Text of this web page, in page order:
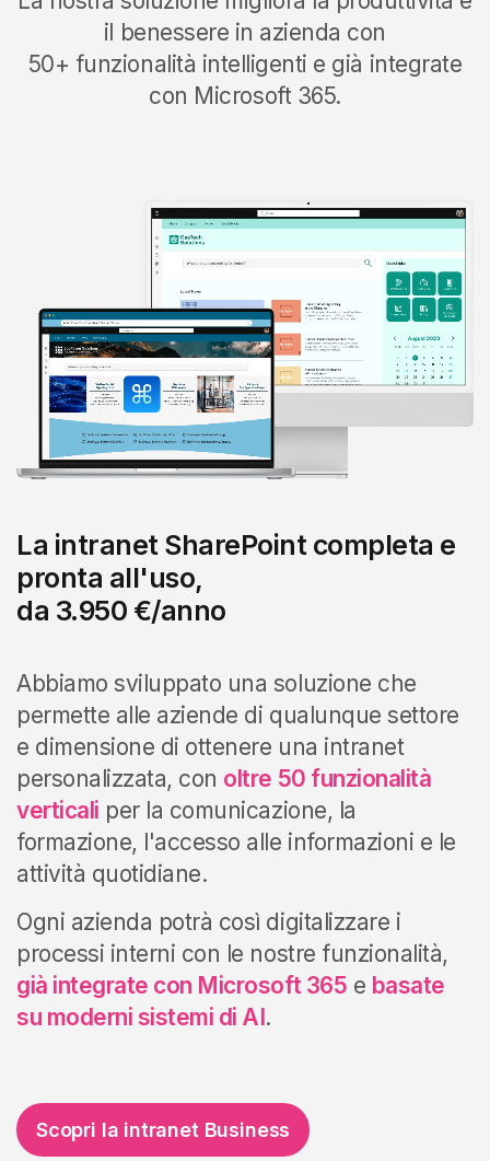
il benessere in azienda con
50+ funzionalità intelligenti e già integrate
con Microsoft 365.
La intranet SharePoint completa e
pronta all'uso,
da 3.950 €/anno
Abbiamo sviluppato una soluzione che
permette alle aziende di qualunque settore
e dimensione di ottenere una intranet
personalizzata, con oltre 50 funzionalità
verticali per la comunicazione, la
formazione, l'accesso alle informazioni e le
attività quotidiane.
Ogni azienda potrà così digitalizzare i
processi interni con le nostre funzionalità,
già integrate con Microsoft 365 e basate
su moderni sistemi di AI .
Scopri la intranet Business